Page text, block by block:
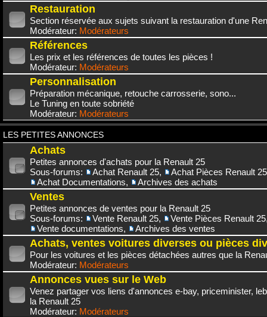
Restauration
Section réservée aux sujets suivant la restauration d'une
Modérateur: Modérateurs
Références
Les prix et les références de toutes les pièces !
Modérateur: Modérateurs
Personnalisation
Préparation mécanique, retouche carrosserie, sono...
Le Tuning en toute sobriété
Modérateur: Modérateurs
LES PETITES ANNONCES
Achats
Petites annonces d'achats pour la Renault 25
Sous-forums:
Achat Renault 25,
Achat Pièces Renault 25
Achat Documentations, Archives des achats
Ventes
Petites annonces de ventes pour la Renault 25
Sous-forums:
Vente Renault 25, Vente Pièces Renault 25
Vente documentations, Archives des ventes
Achats, ventes voitures diverses ou pièces
Pour les voitures et les pièces détachées autres que la
Modérateur: Modérateurs
Annonces vues sur le Web
Venez partager vos liens d'annonces e-bay, priceminister,
la Renault 25
Modérateur: Modérateurs